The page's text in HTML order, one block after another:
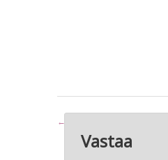
Artikkelien
selaus
←
Vastaa